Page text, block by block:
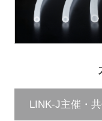
LINK-J主催・